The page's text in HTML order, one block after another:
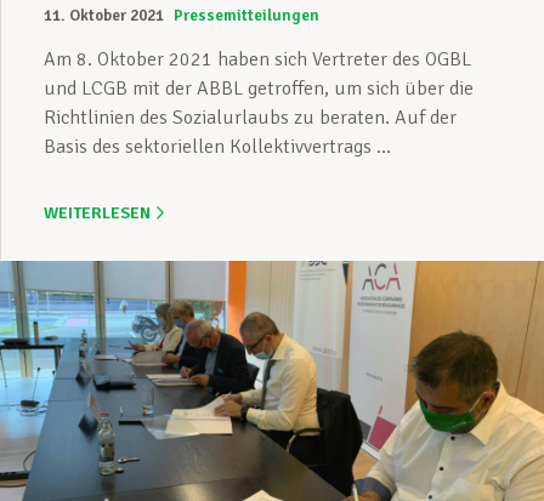
11. Oktober 2021 Pressemitteilungen
Am 8. Oktober 2021 haben sich Vertreter des OGBL
und LCGB mit der ABBL getroffen, um sich über die
Richtlinien des Sozialurlaubs zu beraten. Auf der
Basis des sektoriellen Kollektivvertrags ...
WEITERLESEN